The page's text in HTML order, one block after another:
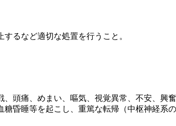
るなど適切な処置を行うこと。
痛、めまい、嘔気、視覚異常、不安、興
昏睡等を起こし、重篤な転帰（中枢神経系